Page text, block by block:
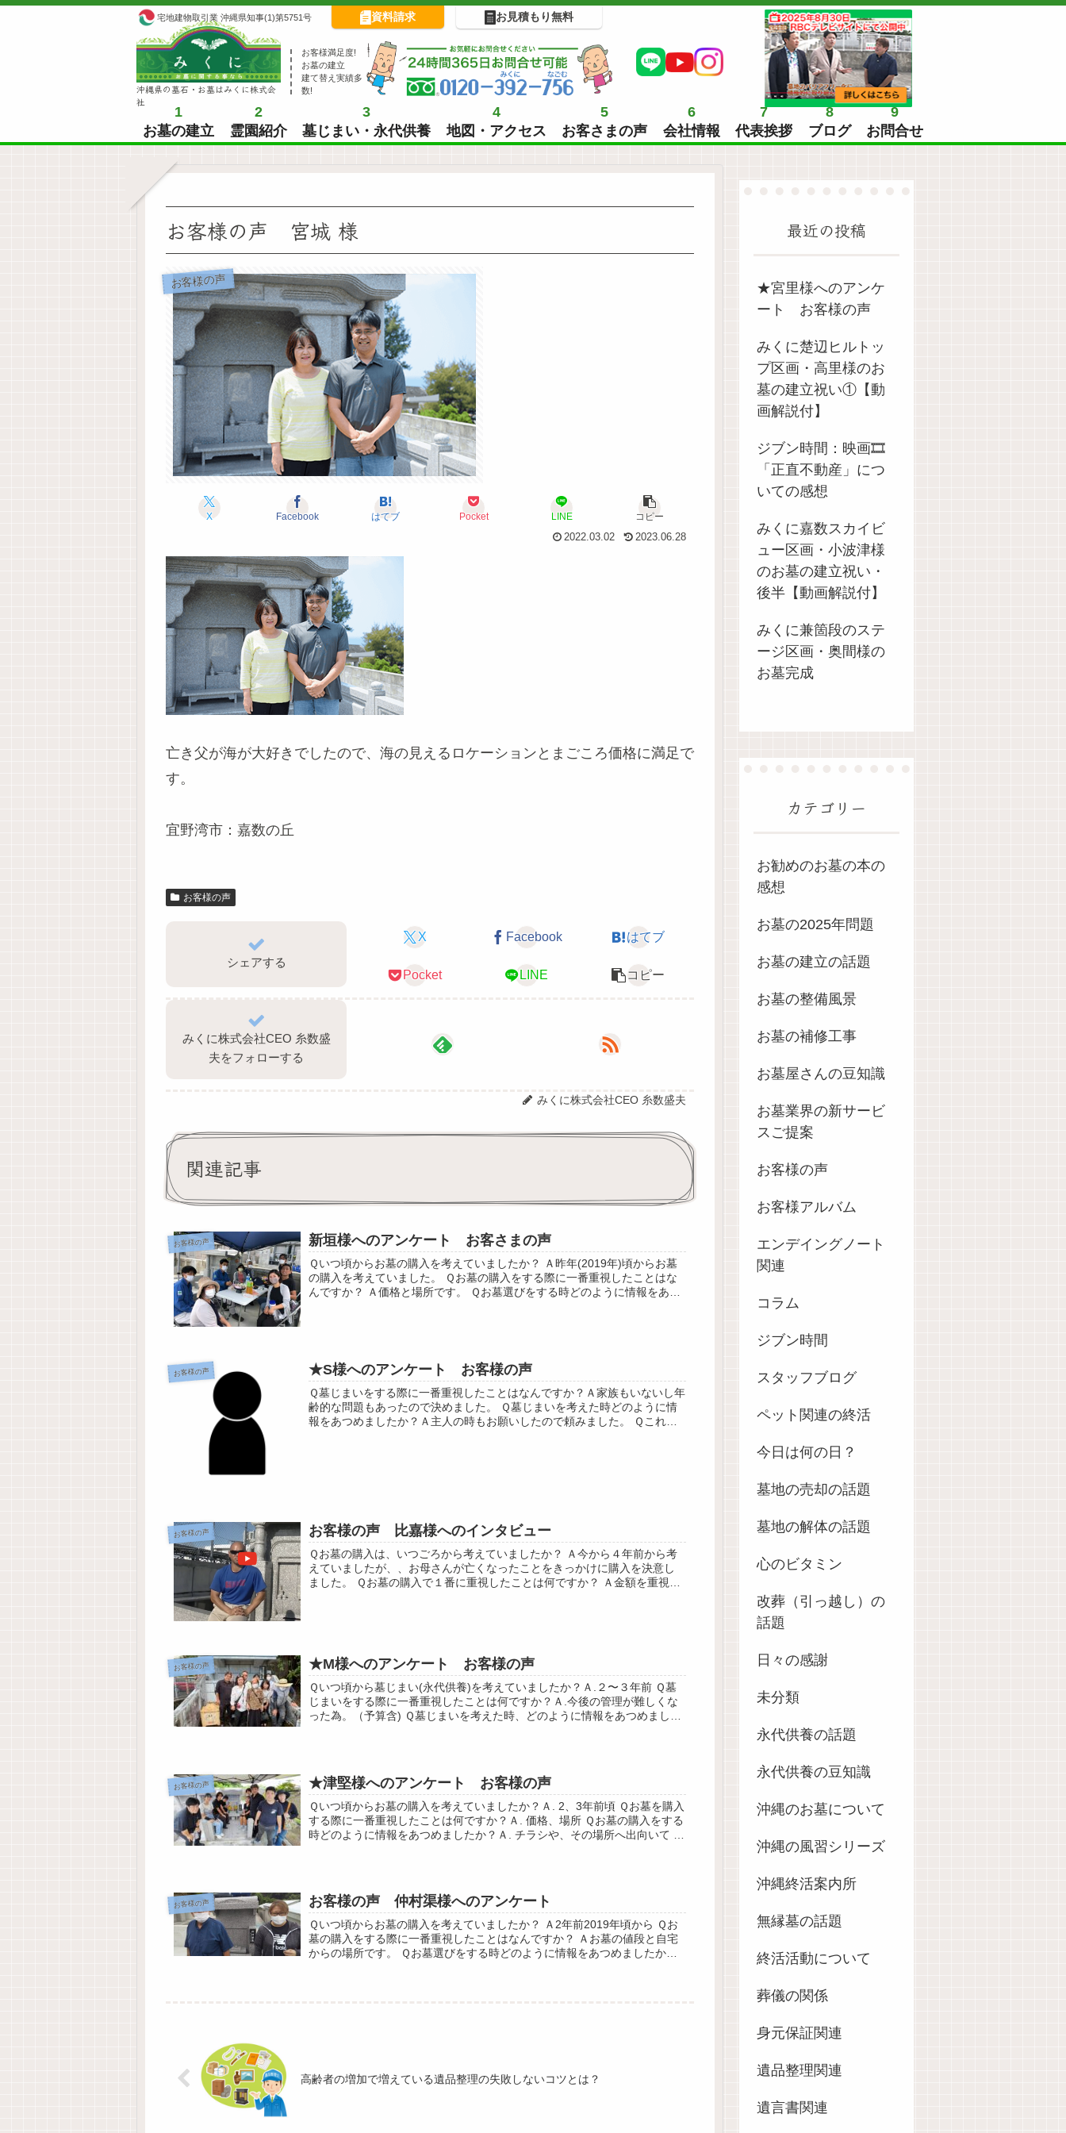
宅地建物取引業 沖縄県知事(1)第5751号 資料請求 お見積もり無料
沖縄県の墓石・お墓はみくに株式会
社
お客様満足度!
お墓の建立
建て替え実績多
数!
1
お墓の建立
2
霊園紹介
3
墓じまい・永代供養
4
地図・アクセス
5
お客さまの声
6
会社情報
7
代表挨拶
8
ブログ
9
お問合せ
お客様の声 宮城 様
お客様の声
X Facebook はてブ Pocket LINE
コピー
2022.03.02
2023.06.28
亡き父が海が大好きでしたので、海の見えるロケーションとまごころ価格に満足で
す。
宜野湾市：嘉数の丘
お客様の声
シェアする
X Facebook はてブ
Pocket LINE コピー
みくに株式会社CEO 糸数盛
夫をフォローする
みくに株式会社CEO 糸数盛夫
関連記事
お客様の声 新垣様へのアンケート お客さまの声
Ｑいつ頃からお墓の購入を考えていましたか？ Ａ昨年(2019年)頃からお墓
の購入を考えていました。 Ｑお墓の購入をする際に一番重視したことはな
んですか？ Ａ価格と場所です。 Ｑお墓選びをする時どのように情報をあつ
お客様の声 ★S様へのアンケート お客様の声
Ｑ墓じまいをする際に一番重視したことはなんですか？Ａ家族もいないし年
齢的な問題もあったので決めました。 Ｑ墓じまいを考えた時どのように情
報をあつめましたか？Ａ主人の時もお願いしたので頼みました。 Ｑこれか
お客様の声 お客様の声 比嘉様へのインタビュー
Ｑお墓の購入は、いつごろから考えていましたか？ Ａ今から４年前から考
えていましたが、、お母さんが亡くなったことをきっかけに購入を決意し
ました。 Ｑお墓の購入で１番に重視したことは何ですか？ Ａ金額を重視し
お客様の声 ★M様へのアンケート お客様の声
Ｑいつ頃から墓じまい(永代供養)を考えていましたか？Ａ.２〜３年前 Ｑ墓
じまいをする際に一番重視したことは何ですか？Ａ.今後の管理が難しくな
った為。（予算含) Ｑ墓じまいを考えた時、どのように情報をあつめました
お客様の声 ★津堅様へのアンケート お客様の声
Ｑいつ頃からお墓の購入を考えていましたか？Ａ. 2、3年前頃 Ｑお墓を購入
する際に一番重視したことは何ですか？Ａ. 価格、場所 Ｑお墓の購入をする
時どのように情報をあつめましたか？Ａ. チラシや、その場所へ出向いて Ｑ
お客様の声 お客様の声 仲村渠様へのアンケート
Ｑいつ頃からお墓の購入を考えていましたか？ Ａ2年前2019年頃から Ｑお
墓の購入をする際に一番重視したことはなんですか？ Ａお墓の値段と自宅
からの場所です。 Ｑお墓選びをする時どのように情報をあつめましたか？
高齢者の増加で増えている遺品整理の失敗しないコツとは？
最近の投稿
★宮里様へのアンケ
ート お客様の声
みくに楚辺ヒルトッ
プ区画・高里様のお
墓の建立祝い①【動
画解説付】
ジブン時間：映画🎞️
「正直不動産」につ
いての感想
みくに嘉数スカイビ
ュー区画・小波津様
のお墓の建立祝い・
後半【動画解説付】
みくに兼箇段のステ
ージ区画・奥間様の
お墓完成
カテゴリー
お勧めのお墓の本の
感想
お墓の2025年問題
お墓の建立の話題
お墓の整備風景
お墓の補修工事
お墓屋さんの豆知識
お墓業界の新サービ
スご提案
お客様の声
お客様アルバム
エンデイングノート
関連
コラム
ジブン時間
スタッフブログ
ペット関連の終活
今日は何の日？
墓地の売却の話題
墓地の解体の話題
心のビタミン
改葬（引っ越し）の
話題
日々の感謝
未分類
永代供養の話題
永代供養の豆知識
沖縄のお墓について
沖縄の風習シリーズ
沖縄終活案内所
無縁墓の話題
終活活動について
葬儀の関係
身元保証関連
遺品整理関連
遺言書関連